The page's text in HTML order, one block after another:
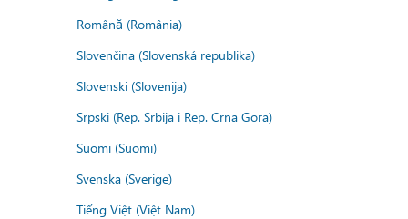
Română (România)
Slovenčina (Slovenská republika)
Slovenski (Slovenija)
Srpski (Rep. Srbija i Rep. Crna Gora)
Suomi (Suomi)
Svenska (Sverige)
Tiếng Việt (Việt Nam)